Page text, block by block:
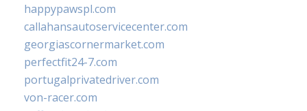
happypawspl.com
callahansautoservicecenter.com
georgiascornermarket.com
perfectfit24-7.com
portugalprivatedriver.com
von-racer.com